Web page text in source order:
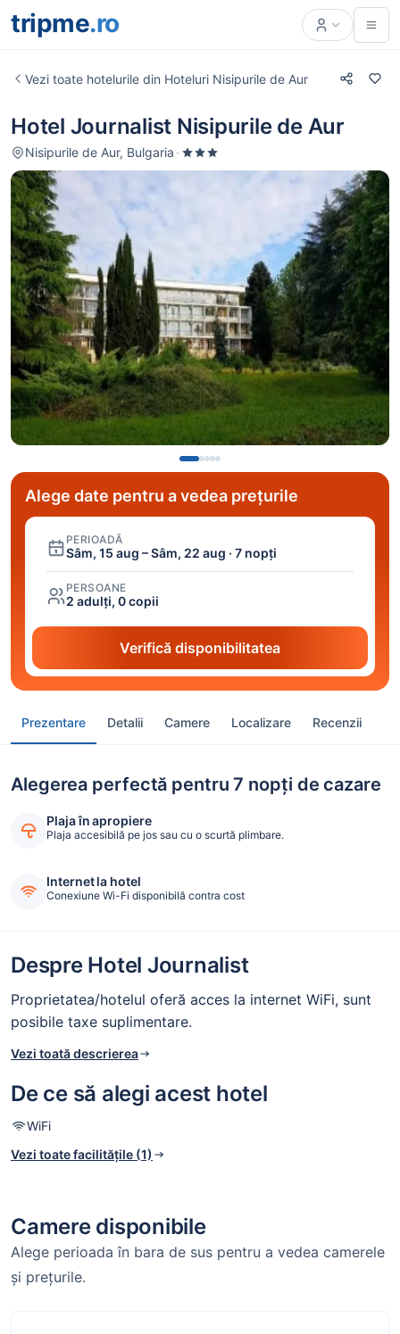
tripme.ro
Alege date pentru a vedea prețurile
PERIOADĂ
Sâm, 15 aug – Sâm, 22 aug · 7 nopți
PERSOANE
2 adulți, 0 copii
Verifică disponibilitatea
Vezi toate hotelurile din Hoteluri Nisipurile de Aur
Prezentare Detalii Camere Localizare Recenzii
Hotel Journalist Nisipurile de Aur
Nisipurile de Aur, Bulgaria ·
Alegerea perfectă pentru 7 nopți de cazare
Plaja în apropiere
Plaja accesibilă pe jos sau cu o scurtă plimbare.
Internet la hotel
Conexiune Wi-Fi disponibilă contra cost
Despre Hotel Journalist
Proprietatea/hotelul oferă acces la internet WiFi, sunt
posibile taxe suplimentare.
Vezi toată descrierea
De ce să alegi acest hotel
WiFi
Vezi toate facilitățile (1)
Camere disponibile
Alege perioada în bara de sus pentru a vedea camerele
și prețurile.